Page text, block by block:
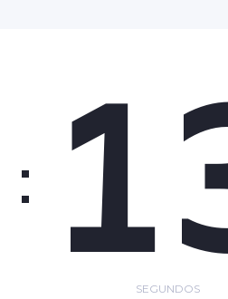
:
SEGUNDOS